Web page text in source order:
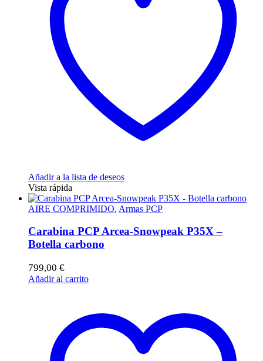
Añadir a la lista de deseos
Vista rápida
AIRE COMPRIMIDO, Armas PCP
Carabina PCP Arcea-Snowpeak P35X –
Botella carbono
799,00 €
Añadir al carrito